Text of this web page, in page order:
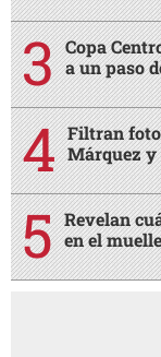
Copa
a un paso
Filtran
Márquez y
Revelan
en el